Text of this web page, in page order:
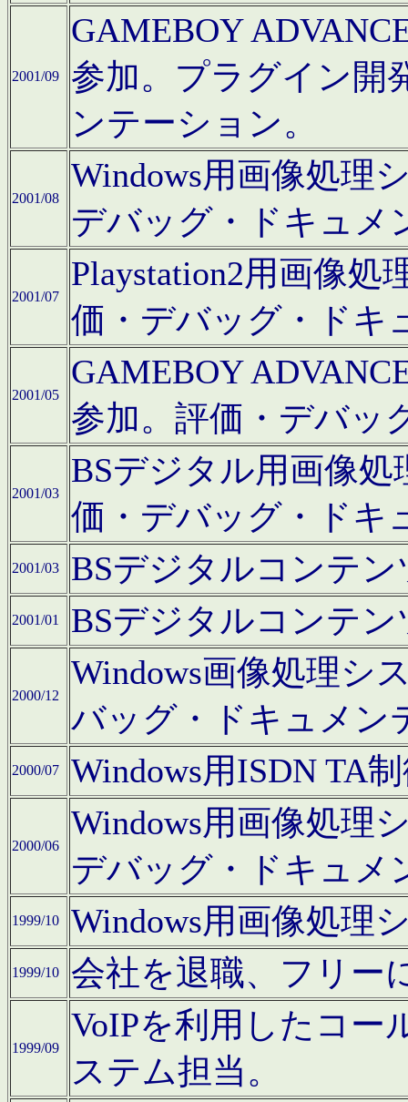
2001/09
GAMEBOY
参加。プラグイン開
ンテーション。
2001/08
Windows用画像処理
デバッグ・ドキュメ
2001/07
Playstation2用画像
価・デバッグ・ドキ
2001/05
GAMEBOY
参加。評価・デバッ
2001/03
BSデジタル用画像
価・デバッグ・ドキ
2001/03 BSデジタルコンテ
2001/01 BSデジタルコンテ
2000/12
Windows画像処理シ
バッグ・ドキュメン
2000/07 Windows用ISDN TA
2000/06
Windows用画像処理
デバッグ・ドキュメ
1999/10 Windows用画像処理
1999/10 会社を退職、フリー
1999/09
VoIPを利用したコー
ステム担当。